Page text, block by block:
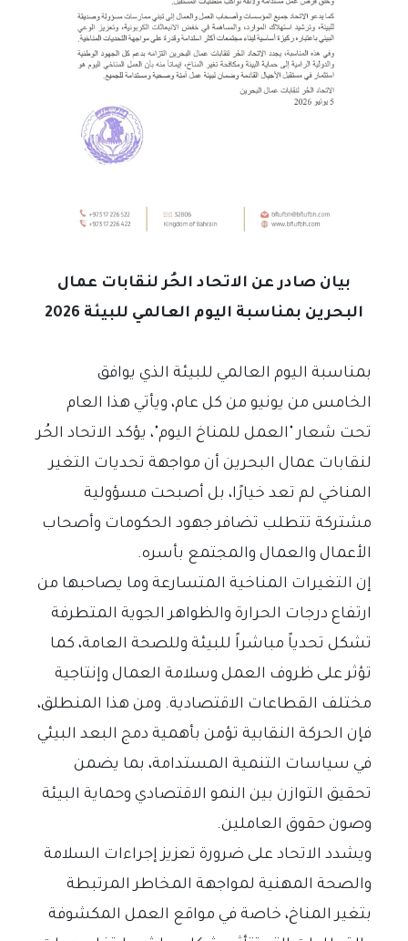
بيان صادر عن الاتحاد الحُر لنقابات عمال
البحرين بمناسبة اليوم العالمي للبيئة 2026
بمناسبة اليوم العالمي للبيئة الذي يوافق
الخامس من يونيو من كل عام، ويأتي هذا العام
تحت شعار "العمل للمناخ اليوم"، يؤكد الاتحاد الحُر
لنقابات عمال البحرين أن مواجهة تحديات التغير
المناخي لم تعد خيارًا، بل أصبحت مسؤولية
مشتركة تتطلب تضافر جهود الحكومات وأصحاب
الأعمال والعمال والمجتمع بأسره.
إن التغيرات المناخية المتسارعة وما يصاحبها من
ارتفاع درجات الحرارة والظواهر الجوية المتطرفة
تشكل تحدياً مباشراً للبيئة وللصحة العامة، كما
تؤثر على ظروف العمل وسلامة العمال وإنتاجية
مختلف القطاعات الاقتصادية. ومن هذا المنطلق،
فإن الحركة النقابية تؤمن بأهمية دمج البعد البيئي
في سياسات التنمية المستدامة، بما يضمن
تحقيق التوازن بين النمو الاقتصادي وحماية البيئة
وصون حقوق العاملين.
ويشدد الاتحاد على ضرورة تعزيز إجراءات السلامة
والصحة المهنية لمواجهة المخاطر المرتبطة
بتغير المناخ، خاصة في مواقع العمل المكشوفة